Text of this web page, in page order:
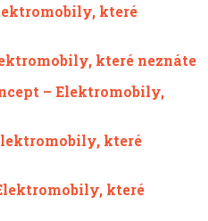
které
které neznáte
– Elektromobily,
které
které